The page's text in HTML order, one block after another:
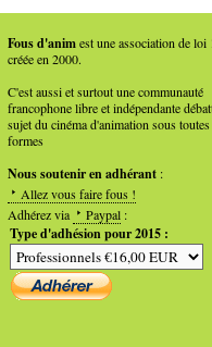
Fous d'animest une association de loi
créée en 2000.
C'est aussi et surtout une communauté
francophone libre et indépendante
sujet du cinéma d'animation sous toutes
formes
Nous soutenir en adhérant :
Allez vous faire fous !
Adhérez via
Paypal :
Type d'adhésion pour 2015 :